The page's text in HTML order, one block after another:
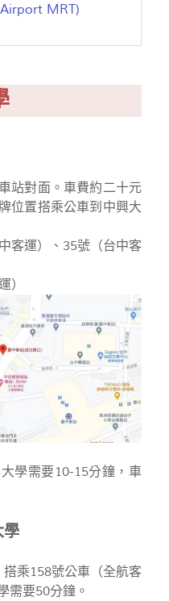
MRT)
站對面。車費約二十元
位置搭乘公車到中興大
客運）、35號（台中客
）
學需要10-15分鐘，車
學
乘158號公車（全航客
需要50分鐘。